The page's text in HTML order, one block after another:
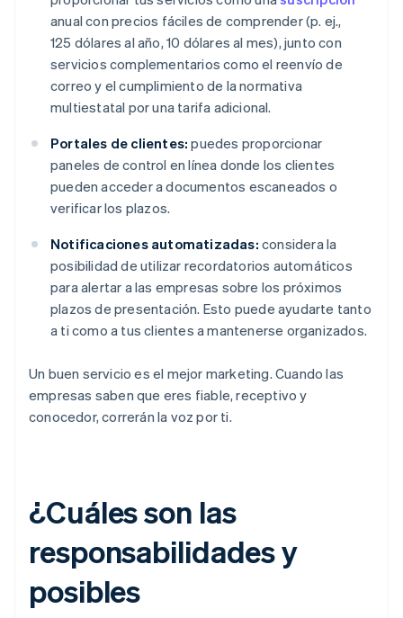
anual con precios fáciles de comprender (p. ej.,
125 dólares al año, 10 dólares al mes), junto con
servicios complementarios como el reenvío de
correo y el cumplimiento de la normativa
multiestatal por una tarifa adicional.
Portales de clientes: puedes proporcionar
paneles de control en línea donde los clientes
pueden acceder a documentos escaneados o
verificar los plazos.
Notificaciones automatizadas: considera la
posibilidad de utilizar recordatorios automáticos
para alertar a las empresas sobre los próximos
plazos de presentación. Esto puede ayudarte tanto
a ti como a tus clientes a mantenerse organizados.
Un buen servicio es el mejor marketing. Cuando las
empresas saben que eres fiable, receptivo y
conocedor, correrán la voz por ti.
¿Cuáles son las
responsabilidades y
posibles